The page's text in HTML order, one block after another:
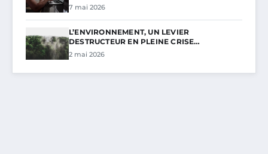
7 mai 2026
L’ENVIRONNEMENT, UN LEVIER
DESTRUCTEUR EN PLEINE CRISE…
2 mai 2026